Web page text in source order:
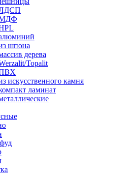
МДФ
шпона
дерева
Topalit
искусственного камня
ламинат